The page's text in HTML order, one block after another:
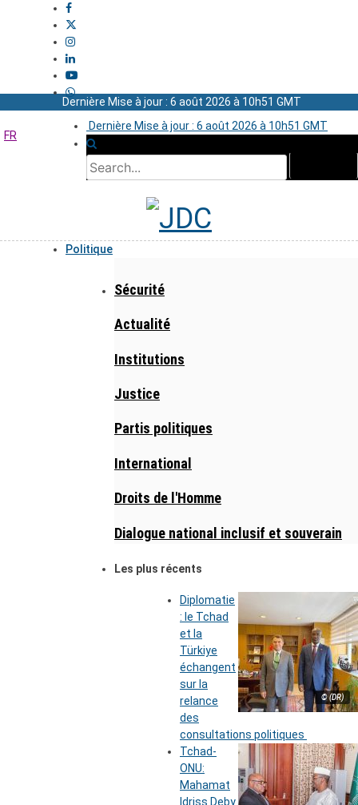
Dernière Mise à jour : 6 août 2026 à 10h51 GMT
Dernière Mise à jour : 6 août 2026 à 10h51 GMT
FR
Politique
Sécurité
Actualité
Institutions
Justice
Partis politiques
International
Droits de l'Homme
Dialogue national inclusif et souverain
Les plus récents
© (DR)
Diplomatie
: le Tchad
et la
Türkiye
échangent
sur la
relance
des
consultations politiques
Tchad-
ONU:
Mahamat
Idriss Deby